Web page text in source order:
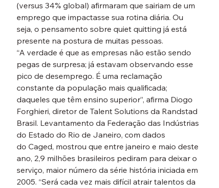
(versus 34% global) afirmaram que sairiam de um
emprego que impactasse sua rotina diária. Ou
seja, o pensamento sobre quiet quitting já está
presente na postura de muitas pessoas.
“A verdade é que as empresas não estão sendo
pegas de surpresa; já estavam observando esse
pico de desemprego. É uma reclamação
constante da população mais qualificada;
daqueles que têm ensino superior”, afirma Diogo
Forghieri, diretor de Talent Solutions da Randstad
Brasil. Levantamento da Federação das Indústrias
do Estado do Rio de Janeiro, com dados
do Caged, mostrou que entre janeiro e maio deste
ano, 2,9 milhões brasileiros pediram para deixar o
serviço, maior número da série história iniciada em
2005. “Será cada vez mais difícil atrair talentos da